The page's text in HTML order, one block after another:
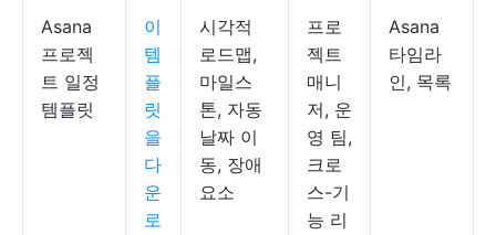
Asana
프로젝
트 일정
템플릿
이
템
플
릿
을
다
운
로
시각적
로드맵,
마일스
톤, 자동
날짜 이
동, 장애
요소
프로
젝트
매니
저, 운
영 팀,
크로
스-기
능 리
Asana
타임라
인, 목록